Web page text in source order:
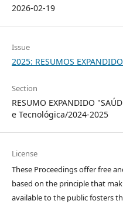
2026-02-19
Issue
2025: RESUMOS
Section
RESUMO EXPANDIDO
e Tecnológica/2024-2025
License
These Proceedings offer free
based on the principle that
available to the public fosters